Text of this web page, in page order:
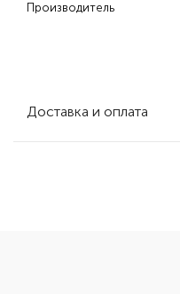
Производитель
Доставка и оплата